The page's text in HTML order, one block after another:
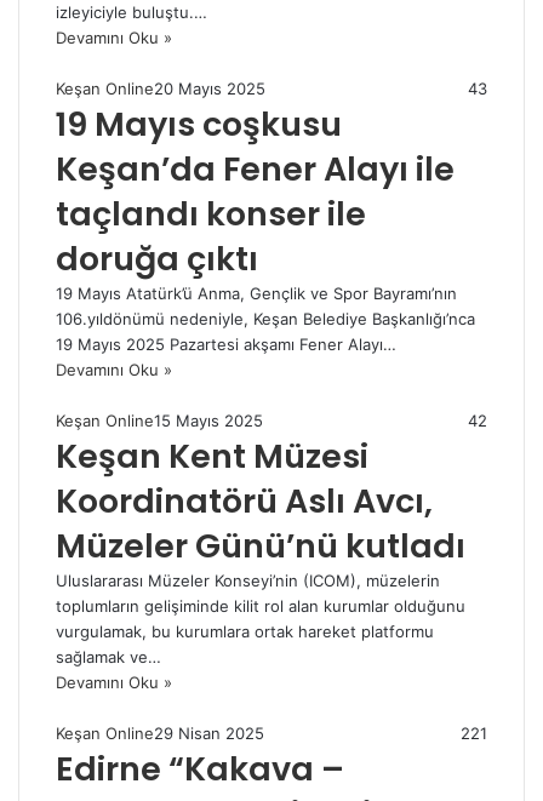
izleyiciyle buluştu.…
Devamını Oku »
Keşan Online20 Mayıs 2025 43
19 Mayıs coşkusu
Keşan’da Fener Alayı ile
taçlandı konser ile
doruğa çıktı
19 Mayıs Atatürk’ü Anma, Gençlik ve Spor Bayramı’nın
106.yıldönümü nedeniyle, Keşan Belediye Başkanlığı’nca
19 Mayıs 2025 Pazartesi akşamı Fener Alayı…
Devamını Oku »
Keşan Online15 Mayıs 2025 42
Keşan Kent Müzesi
Koordinatörü Aslı Avcı,
Müzeler Günü’nü kutladı
Uluslararası Müzeler Konseyi’nin (ICOM), müzelerin
toplumların gelişiminde kilit rol alan kurumlar olduğunu
vurgulamak, bu kurumlara ortak hareket platformu
sağlamak ve…
Devamını Oku »
Keşan Online29 Nisan 2025 221
Edirne “Kakava –